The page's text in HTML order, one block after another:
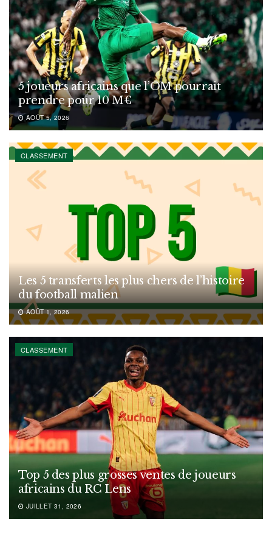
5 joueurs africains que l’OM pourrait
prendre pour 10 M€
AOÛT 5, 2026
CLASSEMENT
Les 5 transferts les plus chers de l’histoire
du football malien
AOÛT 1, 2026
CLASSEMENT
Top 5 des plus grosses ventes de joueurs
africains du RC Lens
JUILLET 31, 2026